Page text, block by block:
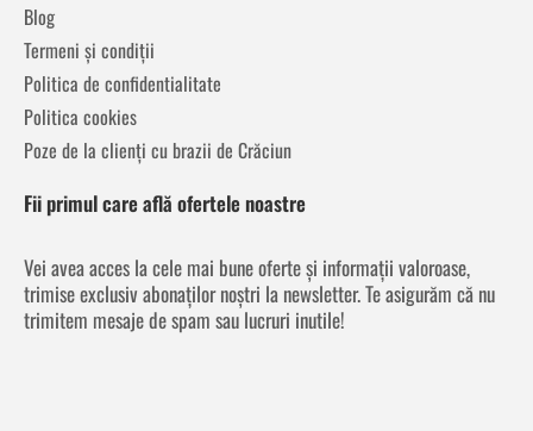
Blog
Termeni și condiții
Politica de confidentialitate
Politica cookies
Poze de la clienți cu brazii de Crăciun
Fii primul care află ofertele noastre
Vei avea acces la cele mai bune oferte și informații valoroase,
trimise exclusiv abonaților noștri la newsletter. Te asigurăm că nu
trimitem mesaje de spam sau lucruri inutile!